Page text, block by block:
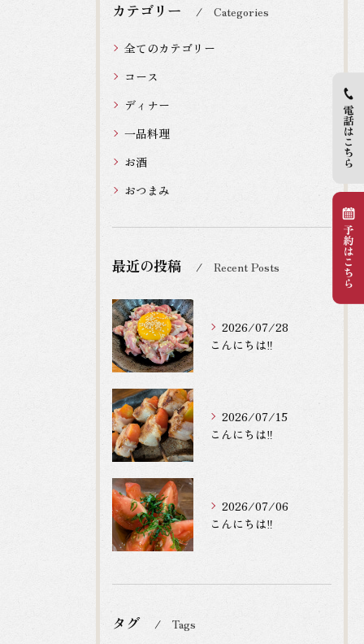
カテゴリー Categories
全てのカテゴリー
コース
ディナー
一品料理
お酒
おつまみ
最近の投稿 Recent Posts
2026/07/28
こんにちは‼️
2026/07/15
こんにちは‼️
2026/07/06
こんにちは‼️
タグ Tags